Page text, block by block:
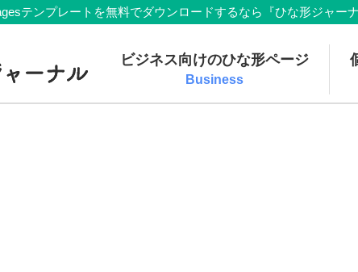
テンプレートを無料でダウンロードするなら『ひな形ジャ
料
テ
ビジネス向けのひな形ページ
Business